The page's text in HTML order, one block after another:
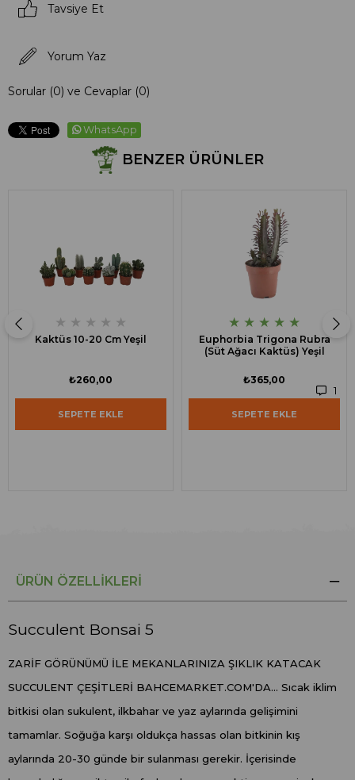
Tavsiye Et
Yorum Yaz
Sorular (0) ve Cevaplar (0)
WhatsApp
BENZER ÜRÜNLER
★ ★ ★ ★ ★
Kaktüs 10-20 Cm Yeşil
₺260,00
SEPETE EKLE
★ ★ ★ ★ ★
Euphorbia Trigona Rubra
(Süt Ağacı Kaktüs) Yeşil
1
₺365,00
SEPETE EKLE
ÜRÜN ÖZELLIKLERI
Succulent Bonsai 5
ZARİF GÖRÜNÜMÜ İLE MEKANLARINIZA ŞIKLIK KATACAK
SUCCULENT ÇEŞİTLERİ BAHCEMARKET.COM'DA... Sıcak iklim
bitkisi olan sukulent, ilkbahar ve yaz aylarında gelişimini
tamamlar. Soğuğa karşı oldukça hassas olan bitkinin kış
aylarında 20-30 günde bir sulanması gerekir. İçerisinde